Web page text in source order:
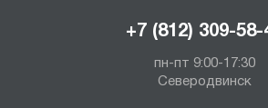
+7 (812) 309-58-
пн-пт 9:00-17:30
Северодвинск